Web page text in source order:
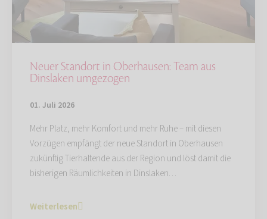
Neuer Standort in Oberhausen: Team aus
Dinslaken umgezogen
01. Juli 2026
Mehr Platz, mehr Komfort und mehr Ruhe – mit diesen
Vorzügen empfängt der neue Standort in Oberhausen
zukünftig Tierhaltende aus der Region und löst damit die
bisherigen Räumlichkeiten in Dinslaken…
Weiterlesen